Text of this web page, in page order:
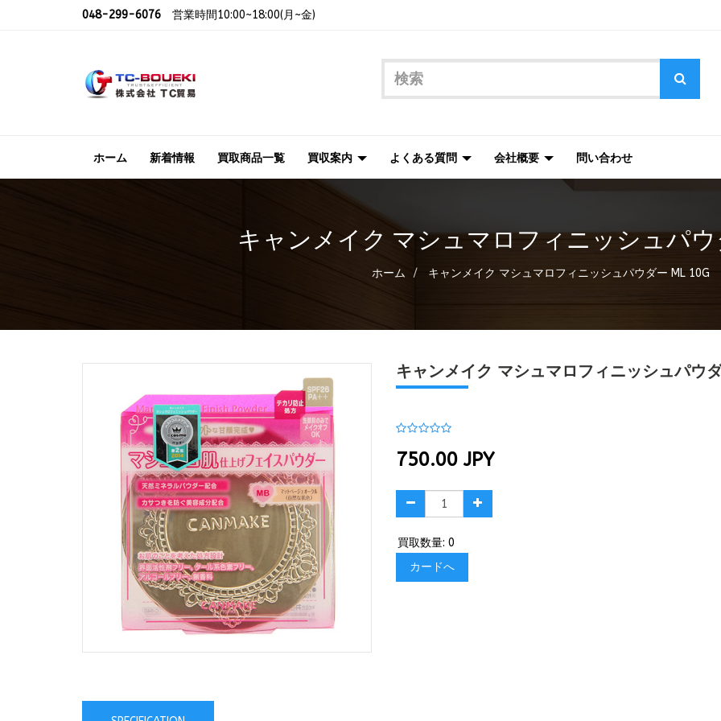
048-299-6076 営業時間10:00~18:00(月~金)
ホーム 新着情報 買取商品一覧 買収案内 よくある質問 会社概要 問い合わせ
キャンメイク マシュマロフィニッシュパウ
ホーム キャンメイク マシュマロフィニッシュパウダー ML 10G
キャンメイク マシュマロフィニッシュパウ
750.00 JPY
買取数量: 0
カードへ